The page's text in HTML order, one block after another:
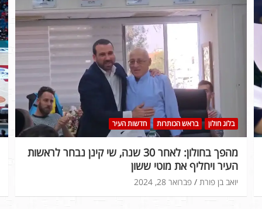
בלוג חולון בראש הכותרות חדשות העיר
מהפך בחולון: לאחר 30 שנה, שי קינן נבחר לראשות
העיר ויחליף את מוטי ששון
פברואר 28, 2024 יואב בן פורת